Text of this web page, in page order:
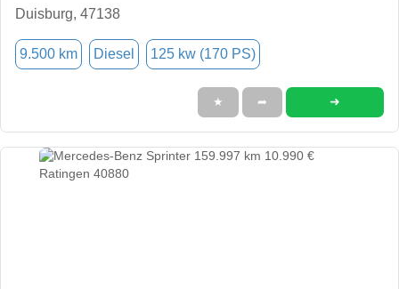
Duisburg, 47138
9.500 km Diesel 125 kw (170 PS)
★ ➦ ➜